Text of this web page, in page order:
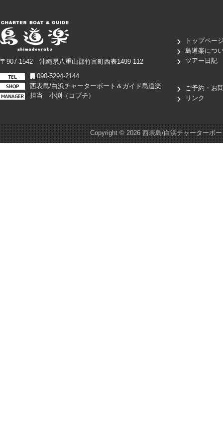
〒907-1542 沖縄県八重山郡竹富町西表1499-112
090-5294-2144
西表島/白浜チャーターボート＆ガイド島道楽
担当 小渕（コブチ）
トップペー
島道楽につ
ツアー日記
ご予約・お
リンク
Copyright ©2026 西表島/白浜チャーターボ